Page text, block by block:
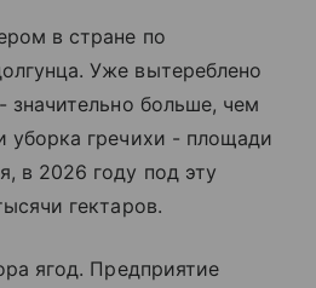
в стране по
Уже вытереблено
значительно больше, чем
уборка гречихи - площади
в 2026 году под эту
гектаров.
ягод. Предприятие